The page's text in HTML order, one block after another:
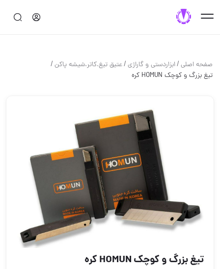
صفحه اصلی/ابزاردستی و گاراژی/عتیق تیغ.کاتر.شیشه پاکن/
تیغ بزرگ و کوچک HOMUN کره
تیغ بزرگ و کوچک HOMUN کره